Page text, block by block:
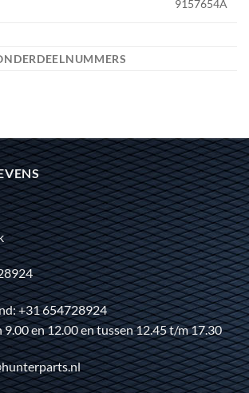
9157654A
+31 654728924
en 12.00 en tussen 12.45 t/m 17.30